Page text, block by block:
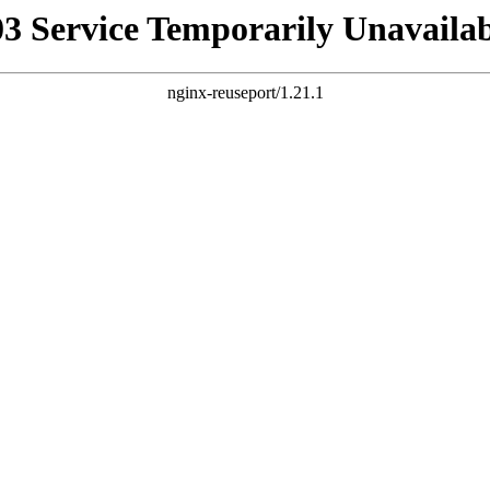
Service Temporarily
nginx-reuseport/1.21.1